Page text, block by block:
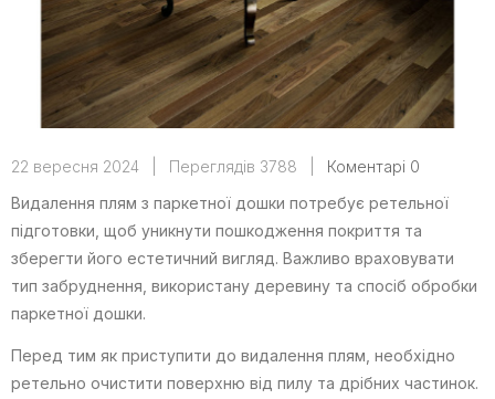
22 вересня 2024 Переглядів 3788
Коментарі 0
Видалення плям з паркетної дошки потребує ретельної
підготовки, щоб уникнути пошкодження покриття та
зберегти його естетичний вигляд. Важливо враховувати
тип забруднення, використану деревину та спосіб обробки
паркетної дошки.
Перед тим як приступити до видалення плям, необхідно
ретельно очистити поверхню від пилу та дрібних частинок.